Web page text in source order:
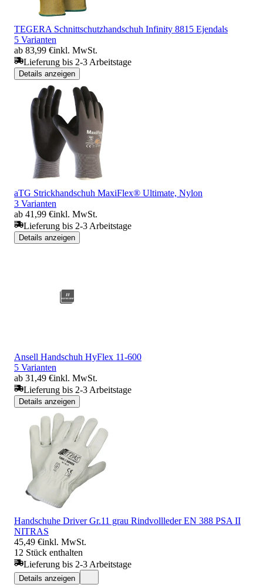
TEGERA Schnittschutzhandschuh Infinity 8815 Ejendals
5 Varianten
ab 83,99 €inkl. MwSt.
Lieferung bis 2-3 Arbeitstage
Details anzeigen
aTG Strickhandschuh MaxiFlex® Ultimate, Nylon
3 Varianten
ab 41,99 €inkl. MwSt.
Lieferung bis 2-3 Arbeitstage
Details anzeigen
Ansell Handschuh HyFlex 11-600
5 Varianten
ab 31,49 €inkl. MwSt.
Lieferung bis 2-3 Arbeitstage
Details anzeigen
Handschuhe Driver Gr.11 grau Rindvollleder EN 388 PSA II
NITRAS
45,49 €inkl. MwSt.
12 Stück enthalten
Lieferung bis 2-3 Arbeitstage
Details anzeigen